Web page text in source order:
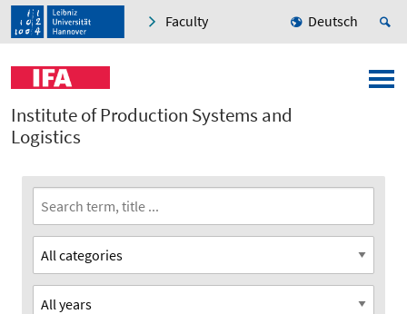
Faculty Deutsch
Institute of Production Systems and
Logistics